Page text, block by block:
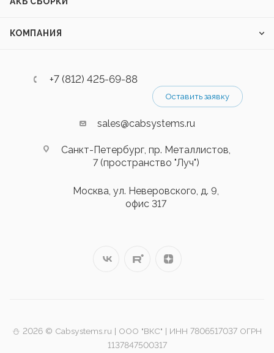
КОМПАНИЯ
+7 (812) 425-69-88
Оставить заявку
sales@cabsystems.ru
Санкт-Петербург, пр. Металлистов,
7 (пространство "Луч")
Москва, ул. Неверовского, д. 9,
офис 317
⛄️ 2026 © Cabsystems.ru | ООО "ВКС" | ИНН 7806517037 ОГРН
1137847500317